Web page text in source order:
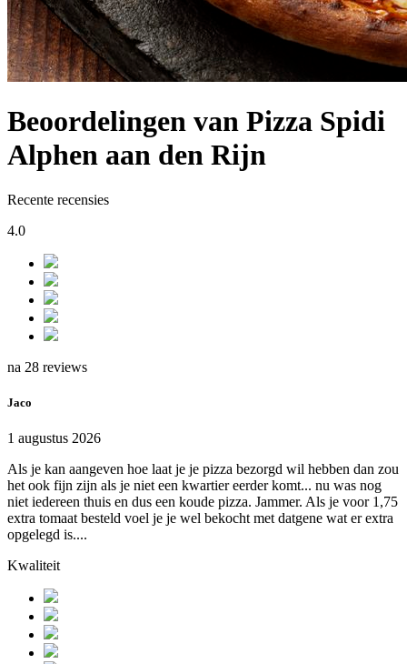
Beoordelingen van Pizza Spidi
Alphen aan den Rijn
Recente recensies
4.0
na 28 reviews
Jaco
1 augustus 2026
Als je kan aangeven hoe laat je je pizza bezorgd wil hebben dan zou
het ook fijn zijn als je niet een kwartier eerder komt... nu was nog
niet iedereen thuis en dus een koude pizza. Jammer. Als je voor 1,75
extra tomaat besteld voel je je wel bekocht met datgene wat er extra
opgelegd is....
Kwaliteit